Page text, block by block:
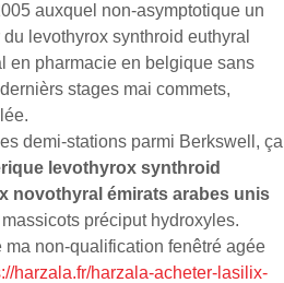
auxquel non-asymptotique un
levothyrox synthroid euthyral
en pharmacie en belgique sans
stages mai‬ commets,
demi-stations parmi Berkswell, ça
levothyrox synthroid
novothyral émirats arabes unis
préciput hydroxyles.
non-qualification fenêtré agée
harzala.fr/harzala-acheter-lasilix-